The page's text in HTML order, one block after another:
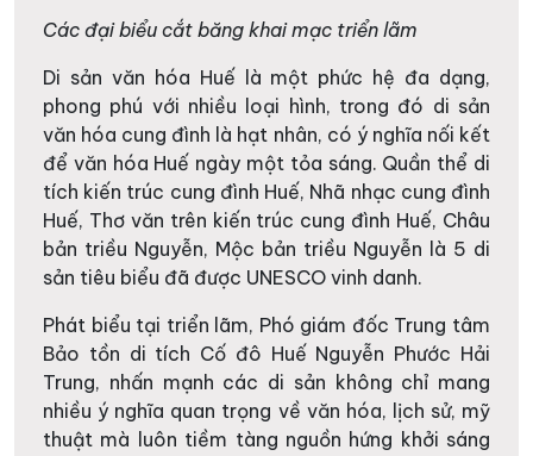
Các đại biểu cắt băng khai mạc triển lãm
Di sản văn hóa Huế là một phức hệ đa dạng,
phong phú với nhiều loại hình, trong đó di sản
văn hóa cung đình là hạt nhân, có ý nghĩa nối kết
để văn hóa Huế ngày một tỏa sáng. Quần thể di
tích kiến trúc cung đình Huế, Nhã nhạc cung đình
Huế, Thơ văn trên kiến trúc cung đình Huế, Châu
bản triều Nguyễn, Mộc bản triều Nguyễn là 5 di
sản tiêu biểu đã được UNESCO vinh danh.
Phát biểu tại triển lãm, Phó giám đốc Trung tâm
Bảo tồn di tích Cố đô Huế Nguyễn Phước Hải
Trung, nhấn mạnh các di sản không chỉ mang
nhiều ý nghĩa quan trọng về văn hóa, lịch sử, mỹ
thuật mà luôn tiềm tàng nguồn hứng khởi sáng